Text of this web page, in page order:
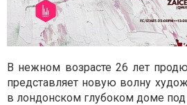
В нежном возрасте 26 лет
представляет новую волну
в лондонском глубоком доме